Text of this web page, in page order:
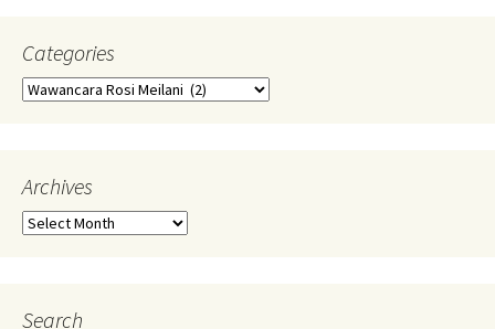
Categories
Categories
Archives
Archives
Search